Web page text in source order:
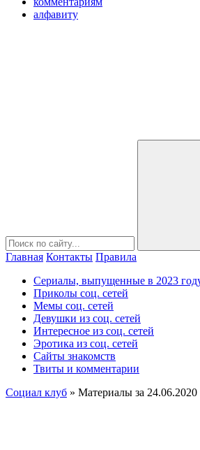
алфавиту
Главная Контакты Правила
Сериалы, выпущенные в 2023
Приколы соц. сетей
Мемы соц. сетей
Девушки из соц. сетей
Интересное из соц. сетей
Эротика из соц. сетей
Сайты знакомств
Твиты и комментарии
Социал клуб » Материалы за 24.06.2020